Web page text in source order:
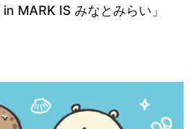
in MARK IS みなとみらい」